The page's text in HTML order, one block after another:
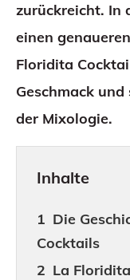
zurückreicht. In
einen
Floridita
Geschmack
der Mixologie.
Inhalte
Die
Cocktails
La